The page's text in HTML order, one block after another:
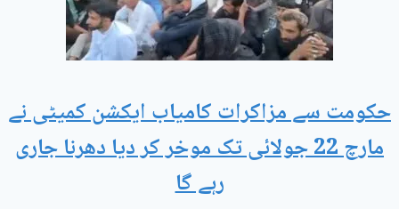
حکومت سے مزاکرات کامیاب ایکشن کمیٹی نے
مارچ 22 جولائی تک موخر کر دیا دھرنا جاری
رہے گا